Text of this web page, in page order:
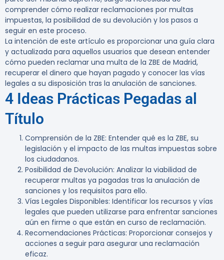
comprender cómo realizar reclamaciones por multas
impuestas, la posibilidad de su devolución y los pasos a
seguir en este proceso.
La intención de este artículo es proporcionar una guía clara
y actualizada para aquellos usuarios que desean entender
cómo pueden reclamar una multa de la ZBE de Madrid,
recuperar el dinero que hayan pagado y conocer las vías
legales a su disposición tras la anulación de sanciones.
4 Ideas Prácticas Pegadas al
Título
Comprensión de la ZBE: Entender qué es la ZBE, su
legislación y el impacto de las multas impuestas sobre
los ciudadanos.
Posibilidad de Devolución: Analizar la viabilidad de
recuperar multas ya pagadas tras la anulación de
sanciones y los requisitos para ello.
Vías Legales Disponibles: Identificar los recursos y vías
legales que pueden utilizarse para enfrentar sanciones
aún en firme o que están en curso de reclamación.
Recomendaciones Prácticas: Proporcionar consejos y
acciones a seguir para asegurar una reclamación
eficaz.